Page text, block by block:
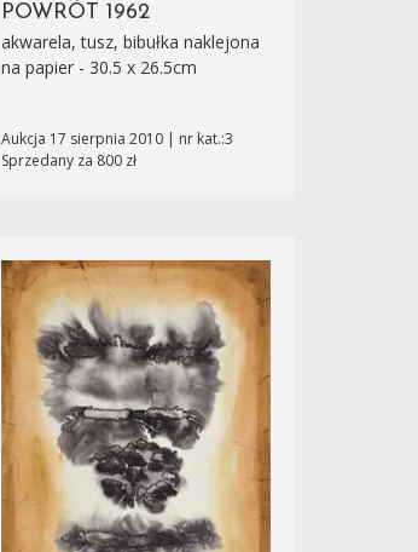
POWRÓT 1962
akwarela, tusz, bibułka naklejona
na papier - 30.5 x 26.5cm
Aukcja 17 sierpnia 2010 | nr kat.:3
Sprzedany za 800 zł